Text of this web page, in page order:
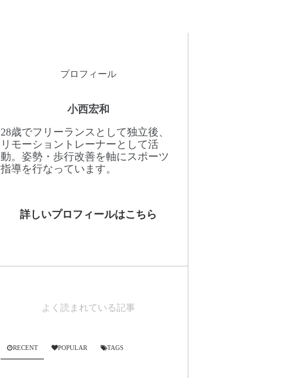
プロフィール
小西宏和
28歳でフリーランスとして独立後、
リモーショントレーナーとして活
動。姿勢・歩行改善を軸にスポーツ
指導を行なっています。
詳しいプロフィールはこちら
よく読まれている記事
RECENT POPULAR TAGS